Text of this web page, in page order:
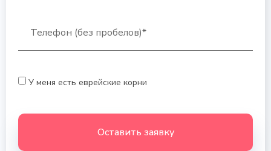
У меня есть еврейские корни
Оставить заявку